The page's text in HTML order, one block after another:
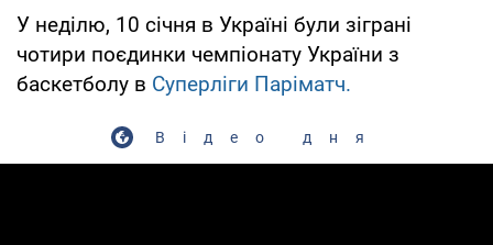
У неділю, 10 січня в Україні були зіграні
чотири поєдинки чемпіонату України з
баскетболу в Суперліги Паріматч.
Відео дня